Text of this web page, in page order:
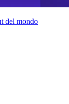
del mondo